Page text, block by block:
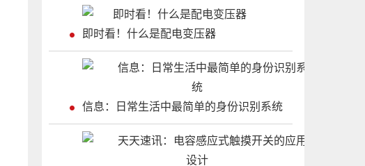
即时看！什么是配电变压器
信息：日常生活中最简单的身份识别系统